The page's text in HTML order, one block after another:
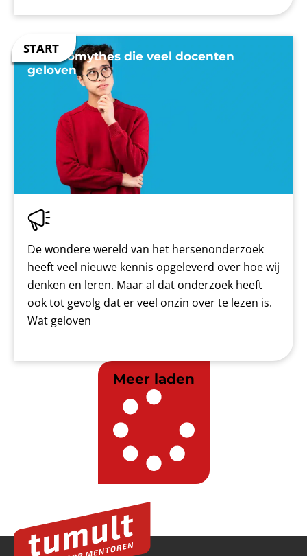
7 neuromythes die veel docenten
geloven
De wondere wereld van het hersenonderzoek
heeft veel nieuwe kennis opgeleverd over hoe wij
denken en leren. Maar al dat onderzoek heeft
ook tot gevolg dat er veel onzin over te lezen is.
Wat geloven
Meer laden